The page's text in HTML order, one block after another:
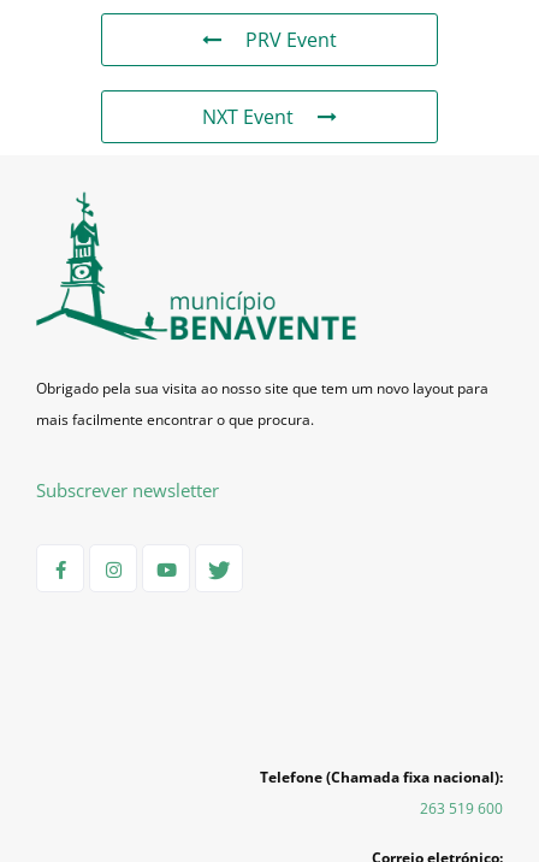
PRV Event
NXT Event
Obrigado pela sua visita ao nosso site que tem um novo layout para
mais facilmente encontrar o que procura.
Subscrever newsletter
Telefone (Chamada fixa nacional):
263 519 600
Correio eletrónico: